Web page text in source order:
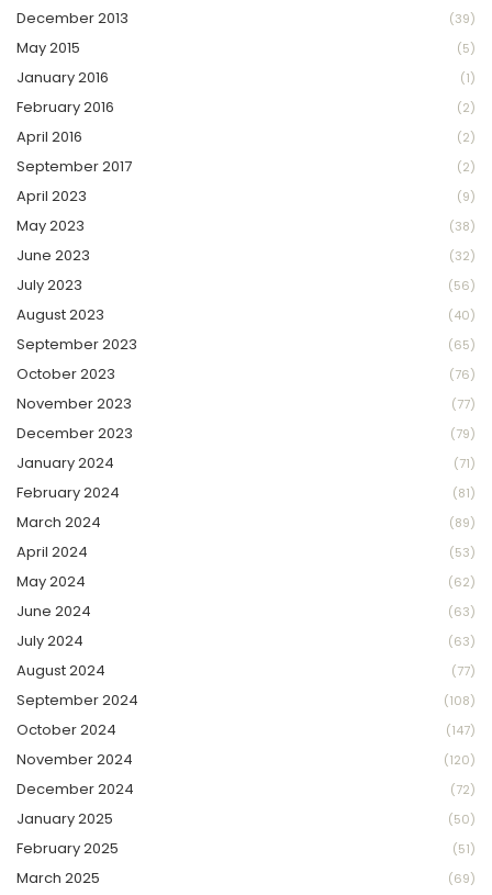
December 2013 (39)
May 2015 (5)
January 2016 (1)
February 2016 (2)
April 2016 (2)
September 2017 (2)
April 2023 (9)
May 2023 (38)
June 2023 (32)
July 2023 (56)
August 2023 (40)
September 2023 (65)
October 2023 (76)
November 2023 (77)
December 2023 (79)
January 2024 (71)
February 2024 (81)
March 2024 (89)
April 2024 (53)
May 2024 (62)
June 2024 (63)
July 2024 (63)
August 2024 (77)
September 2024 (108)
October 2024 (147)
November 2024 (120)
December 2024 (72)
January 2025 (50)
February 2025 (51)
March 2025 (69)